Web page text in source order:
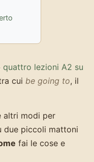
quattro lezioni A2 su
cui be going to, il
altri modi per
due piccoli mattoni
fai le cose e